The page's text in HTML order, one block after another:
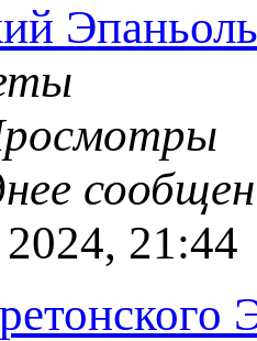
Эпаньоль
21:44